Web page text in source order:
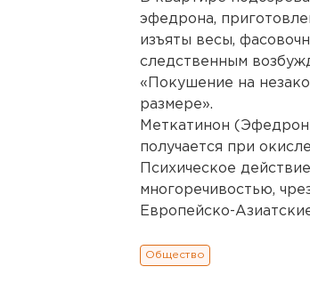
эфедрона,
изъяты весы,
следственным
«Покушение на
размере».
Меткатинон
получается при
Психическое
многоречивостью,
Европейско-
Общество